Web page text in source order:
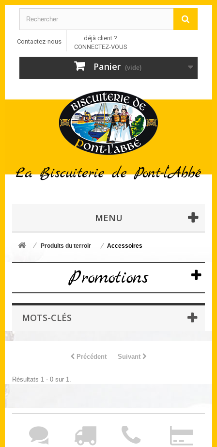
Contactez-nous
déjà client ?
CONNECTEZ-VOUS
Panier (vide)
MENU
Produits du terroir Accessoires
Promotions
MOTS-CLÉS
Précédent Suivant
Résultats 1 - 0 sur 1.